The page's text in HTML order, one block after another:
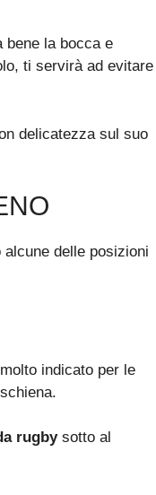
bene la bocca e
ti servirà ad evitare
delicatezza sul suo
delle posizioni
indicato per le
rugbysotto al